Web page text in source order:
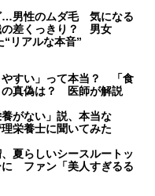
…男性のムダ毛 気になる
の差くっきり？ 男女
“リアルな本音”
やすい」って本当？ 「食
の真偽は？ 医師が解説
養がない」説、本当な
栄養士に聞いてみた
夏らしいシースルートッ
に ファン「美人すぎるる